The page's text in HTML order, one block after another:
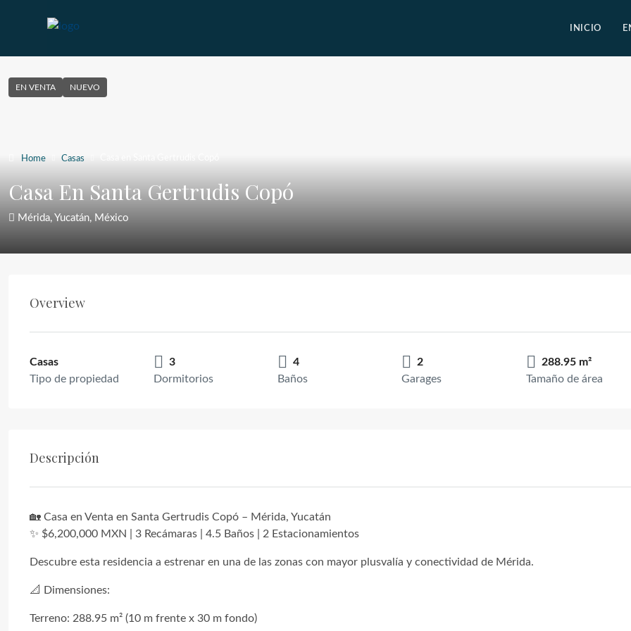
INICIO
EN VENTA NUEVO
Home Casas
Casa En Santa Gertrudis Copó
Mérida, Yucatán, México
Overview
Casas
Tipo de propiedad
3
Dormitorios
4
Baños
2
Garages
288.95 m²
Tamaño de área
Descripción
🏡 Casa en Venta en Santa Gertrudis Copó – Mérida, Yucatán
✨ $6,200,000 MXN | 3 Recámaras | 4.5 Baños | 2 Estacionamientos
Descubre esta residencia a estrenar en una de las zonas con mayor plusvalía y conectividad de Mérida.
📐 Dimensiones:
Terreno: 288.95 m² (10 m frente x 30 m fondo)